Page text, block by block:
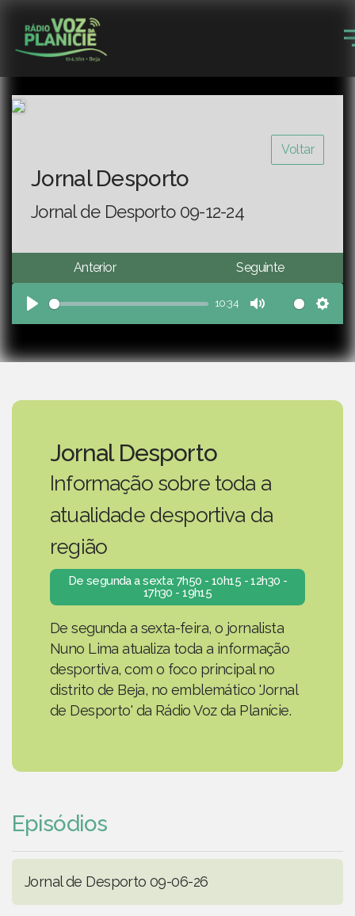
Voltar
Jornal Desporto
Jornal de Desporto 09-12-24
Anterior Seguinte
Play
10:34
Mute
Jornal Desporto
Informação sobre toda a
atualidade desportiva da
região
De segunda a sexta: 7h50 - 10h15 - 12h30 -
17h30 - 19h15
De segunda a sexta-feira, o jornalista
Nuno Lima atualiza toda a informação
desportiva, com o foco principal no
distrito de Beja, no emblemático 'Jornal
de Desporto' da Rádio Voz da Planície.
Episódios
Jornal de Desporto 09-06-26